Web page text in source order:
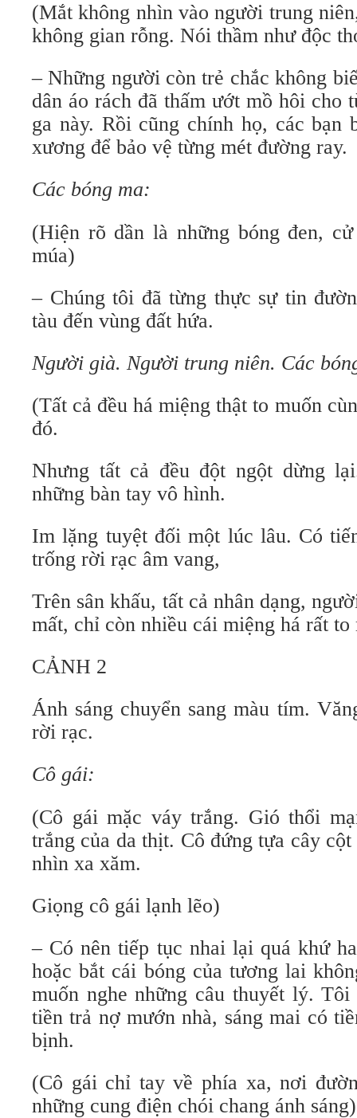
(Mắt không nhìn vào người trung
không gian rỗng. Nói thầm như độc
– Những người còn trẻ chắc không
dân áo rách đã thấm ướt mồ hôi cho
ga này. Rồi cũng chính họ, các bạn
xương để bảo vệ từng mét đường ray.
Các bóng ma:
(Hiện rõ dần là những bóng đen,
múa)
– Chúng tôi đã từng thực sự tin
tàu đến vùng đất hứa.
Người già. Người trung niên. Các
(Tất cả đều há miệng thật to muốn
đó.
Nhưng tất cả đều đột ngột dừng
những bàn tay vô hình.
Im lặng tuyệt đối một lúc lâu. Có
trống rời rạc âm vang,
Trên sân khấu, tất cả nhân dạng,
mất, chỉ còn nhiều cái miệng há rất
CẢNH 2
Ánh sáng chuyển sang màu tím.
rời rạc.
Cô gái:
(Cô gái mặc váy trắng. Gió thổi
trắng của da thịt. Cô đứng tựa cây
nhìn xa xăm.
Giọng cô gái lạnh lẽo)
– Có nên tiếp tục nhai lại quá khứ
hoặc bắt cái bóng của tương lai
muốn nghe những câu thuyết lý.
tiền trả nợ mướn nhà, sáng mai có
bịnh.
(Cô gái chỉ tay về phía xa, nơi
những cung điện chói chang ánh sáng)